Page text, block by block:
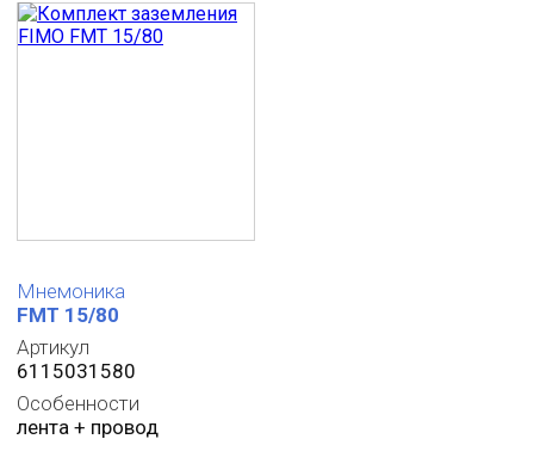
Мнемоника
FMT 15/80
Артикул
6115031580
Особенности
лента + провод